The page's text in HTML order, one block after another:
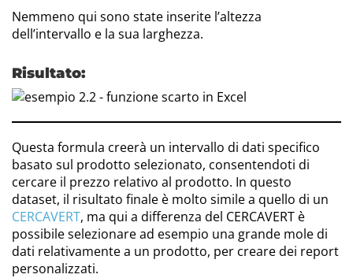
Nemmeno qui sono state inserite l’altezza
dell’intervallo e la sua larghezza.
Risultato:
Questa formula creerà un intervallo di dati specifico
basato sul prodotto selezionato, consentendoti di
cercare il prezzo relativo al prodotto. In questo
dataset, il risultato finale è molto simile a quello di un
CERCAVERT, ma qui a differenza del CERCAVERT è
possibile selezionare ad esempio una grande mole di
dati relativamente a un prodotto, per creare dei report
personalizzati.